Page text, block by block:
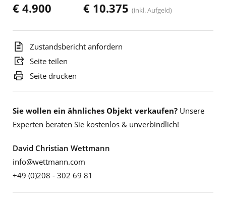
€ 4.900 € 10.375 (inkl. Aufgeld)
Zustandsbericht anfordern
Seite teilen
Seite drucken
Sie wollen ein ähnliches Objekt verkaufen? Unsere
Experten beraten Sie kostenlos & unverbindlich!
David Christian Wettmann
info@wettmann.com
+49 (0)208 - 302 69 81